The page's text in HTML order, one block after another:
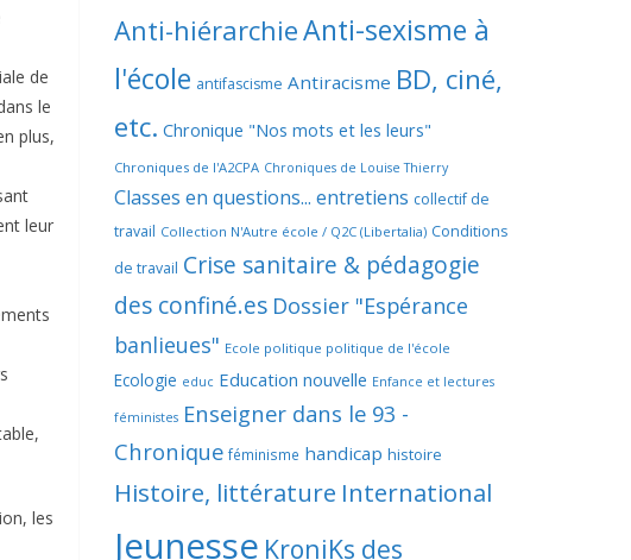
de
le
plus,
leur
les
Anti-hiérarchieAnti-sexisme à
l'école antifascisme Antiracisme BD, ciné,
etc. Chronique "Nos mots et les leurs"
Chroniques de l'A2CPA Chroniques de Louise Thierry
Classes en questions... entretiens collectif de
travail Collection N'Autre école / Q2C (Libertalia) Conditions
de travail Crise sanitaire & pédagogie
des confiné.es Dossier "Espérance
banlieues" Ecole politique politique de l'école
Ecologie educ Education nouvelle Enfance et lectures
féministes Enseigner dans le 93 -
Chronique féminisme handicap histoire
Histoire, littérature International
Jeunesse KroniKs des